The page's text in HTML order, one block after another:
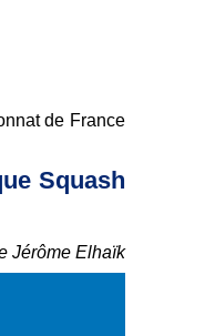
de France
Squash
Jérôme Elhaïk